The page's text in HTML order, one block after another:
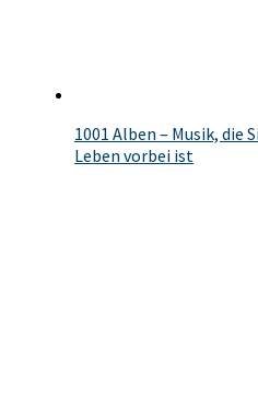
1001 Alben – Musik, die
Leben vorbei ist